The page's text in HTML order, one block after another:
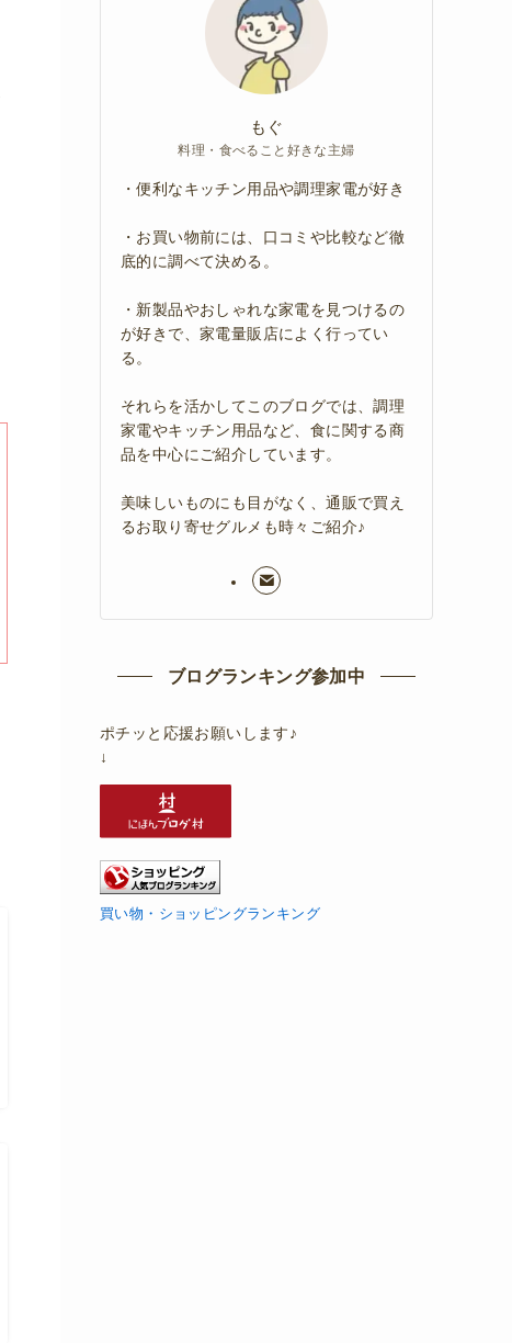
もぐ
料理・食べること好きな主婦
・便利なキッチン用品や調理家電が好き
・お買い物前には、口コミや比較など徹
底的に調べて決める。
・新製品やおしゃれな家電を見つけるの
が好きで、家電量販店によく行ってい
る。
それらを活かしてこのブログでは、調理
家電やキッチン用品など、食に関する商
品を中心にご紹介しています。
美味しいものにも目がなく、通販で買え
るお取り寄せグルメも時々ご紹介♪
ブログランキング参加中
ポチッと応援お願いします♪
↓
買い物・ショッピングランキング